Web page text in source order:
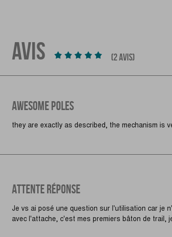
AVIS (2 AVIS)
AWESOME POLES
they are exactly as described, the mechanism is
ATTENTE RÉPONSE
Je vs ai posé une question sur l'utilisation car je
avec l'attache, c'est mes premiers bâton de trail,